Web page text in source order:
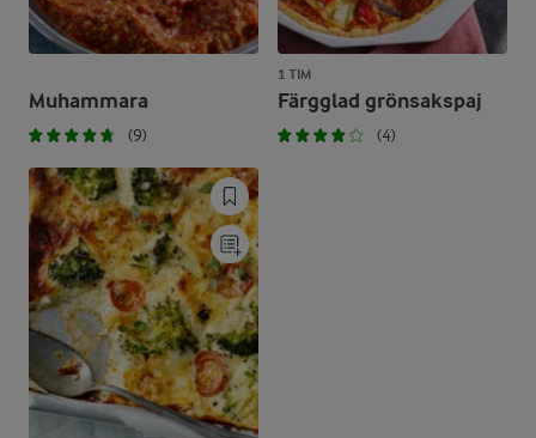
Muhammara
(9)
1 TIM
Färgglad grönsakspaj
(4)